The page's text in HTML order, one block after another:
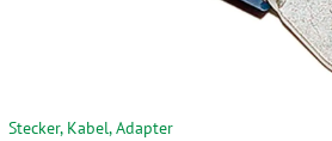
Stecker, Kabel, Adapter